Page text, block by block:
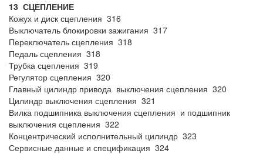
13 СЦЕПЛЕНИЕ
Кожух и диск сцепления 316
Выключатель блокировки зажигания 317
Переключатель сцепления 318
Педаль сцепления 318
Трубка сцепления 319
Регулятор сцепления 320
Главный цилиндр привода выключения сцепления 320
Цилиндр выключения сцепления 321
Вилка подшипника выключения сцепления и подшипник
выключения сцепления 322
Концентрический исполнительный цилиндр 323
Сервисные данные и спецификация 324